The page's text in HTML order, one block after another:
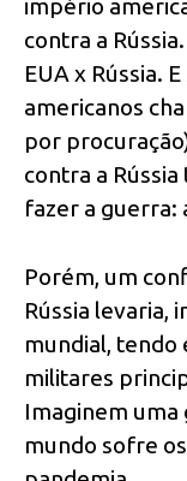
império
contra a
EUA x Rússia.
americanos
por
contra a
fazer a guerra:
Porém, um
Rússia levaria,
mundial, tendo
militares
Imaginem uma
mundo sofre